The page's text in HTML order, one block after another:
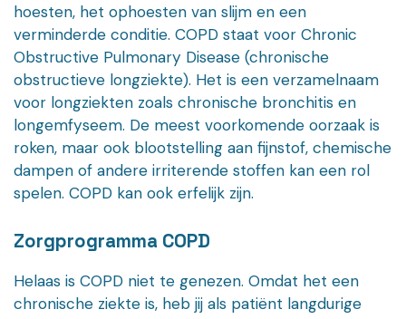
hoesten, het ophoesten van slijm en een
verminderde conditie. COPD staat voor Chronic
Obstructive Pulmonary Disease (chronische
obstructieve longziekte). Het is een verzamelnaam
voor longziekten zoals chronische bronchitis en
longemfyseem. De meest voorkomende oorzaak is
roken, maar ook blootstelling aan fijnstof, chemische
dampen of andere irriterende stoffen kan een rol
spelen. COPD kan ook erfelijk zijn.
Zorgprogramma COPD
Helaas is COPD niet te genezen. Omdat het een
chronische ziekte is, heb jij als patiënt langdurige